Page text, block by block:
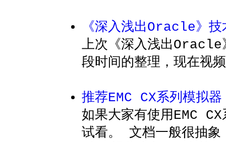
《深入浅出Oracle》技
上次《深入浅出Oracle
段时间的整理，现在视
推荐EMC CX系列模拟器
如果大家有使用EMC
试看。 文档一般很抽象